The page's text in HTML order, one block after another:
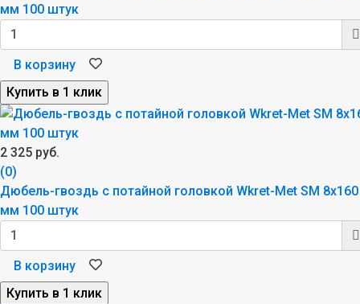
мм 100 штук
В корзину
2 325 руб.
(0)
Дюбель-гвоздь с потайной головкой Wkret-Met SM 8x160
мм 100 штук
В корзину